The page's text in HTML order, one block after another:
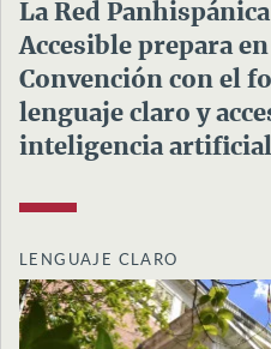
La Red
Accesible prepara
Convención con el
lenguaje claro y
inteligencia artificial
LENGUAJE CLARO